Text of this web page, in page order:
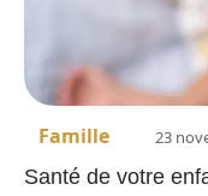
Famille 23
Santé de votre